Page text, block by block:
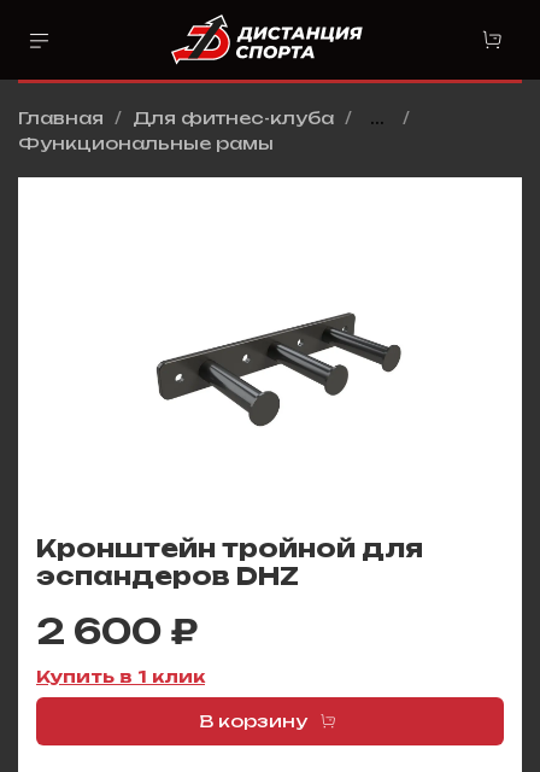
Главная Для фитнес-клуба
...
Функциональные рамы
Кронштейн тройной для
эспандеров DHZ
2 600 ₽
Купить в 1 клик
В корзину